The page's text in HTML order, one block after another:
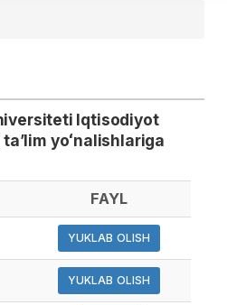
Iqtisodiyot
yoʻnalishlariga
FAYL
YUKLAB OLISH
YUKLAB OLISH